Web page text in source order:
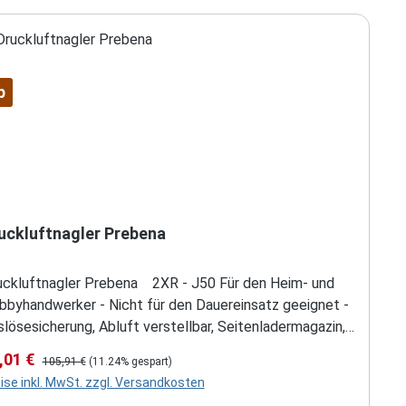
Prebena
Prebena 2XR - J50 Für den Heim- und
- Nicht für den Dauereinsatz geeignet -
Abluft verstellbar, Seitenladermagazin,
Im Kunststoff-Transportkoffer
und Warnhinweise: Das Eintreibgerät dienen
€ Regulärer Preis:
105,91 € (11.24% gespart)
inkl. MwSt. zzgl. Versandkosten